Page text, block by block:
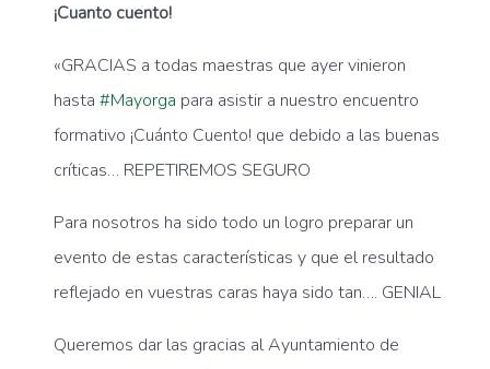
¡Cuanto cuento!
«GRACIAS a todas maestras que ayer vinieron
hasta #Mayorga para asistir a nuestro encuentro
formativo ¡Cuánto Cuento! que debido a las buenas
críticas… REPETIREMOS SEGURO
Para nosotros ha sido todo un logro preparar un
evento de estas características y que el resultado
reflejado en vuestras caras haya sido tan…. GENIAL
Queremos dar las gracias al Ayuntamiento de